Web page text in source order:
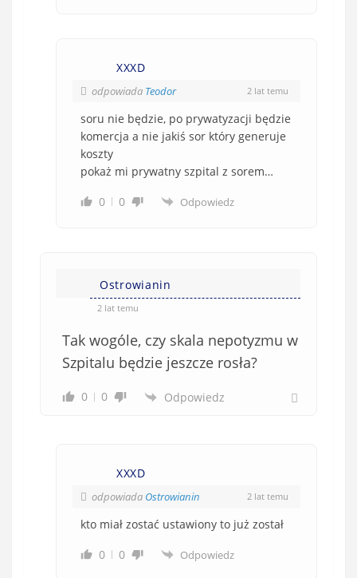
XXXD
odpowiada Teodor 2 lat temu
soru nie będzie, po prywatyzacji będzie
komercja a nie jakiś sor który generuje
koszty
pokaż mi prywatny szpital z sorem…
0
0 Odpowiedz
Ostrowianin
2 lat temu
Tak wogóle, czy skala nepotyzmu w
Szpitalu będzie jeszcze rosła?
0 0 Odpowiedz
XXXD
odpowiada Ostrowianin 2 lat temu
kto miał zostać ustawiony to już został
0
0 Odpowiedz